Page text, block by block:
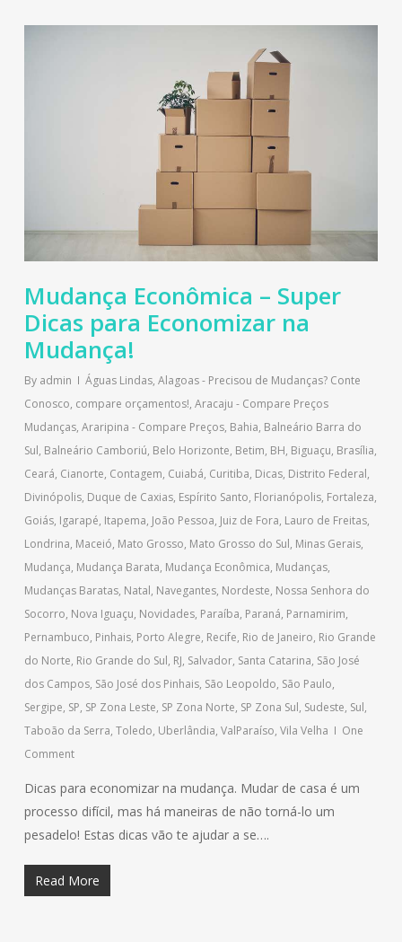
Mudança Econômica – Super
Dicas para Economizar na
Mudança!
By admin Águas Lindas, Alagoas - Precisou de Mudanças? Conte
Conosco, compare orçamentos!, Aracaju - Compare Preços
Mudanças, Araripina - Compare Preços, Bahia, Balneário Barra do
Sul, Balneário Camboriú, Belo Horizonte, Betim, BH, Biguaçu, Brasília,
Ceará, Cianorte, Contagem, Cuiabá, Curitiba, Dicas, Distrito Federal,
Divinópolis, Duque de Caxias, Espírito Santo, Florianópolis, Fortaleza,
Goiás, Igarapé, Itapema, João Pessoa, Juiz de Fora, Lauro de Freitas,
Londrina, Maceió, Mato Grosso, Mato Grosso do Sul, Minas Gerais,
Mudança, Mudança Barata, Mudança Econômica, Mudanças,
Mudanças Baratas, Natal, Navegantes, Nordeste, Nossa Senhora do
Socorro, Nova Iguaçu, Novidades, Paraíba, Paraná, Parnamirim,
Pernambuco, Pinhais, Porto Alegre, Recife, Rio de Janeiro, Rio Grande
do Norte, Rio Grande do Sul, RJ, Salvador, Santa Catarina, São José
dos Campos, São José dos Pinhais, São Leopoldo, São Paulo,
Sergipe, SP, SP Zona Leste, SP Zona Norte, SP Zona Sul, Sudeste, Sul,
Taboão da Serra, Toledo, Uberlândia, ValParaíso, Vila Velha
One
Comment
Dicas para economizar na mudança. Mudar de casa é um
processo difícil, mas há maneiras de não torná-lo um
pesadelo! Estas dicas vão te ajudar a se….
Read More